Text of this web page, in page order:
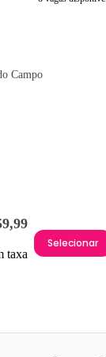
Campo
taxa
Selecionar